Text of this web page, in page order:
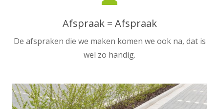
Afspraak = Afspraak
De afspraken die we maken komen we ook na, dat is
wel zo handig.